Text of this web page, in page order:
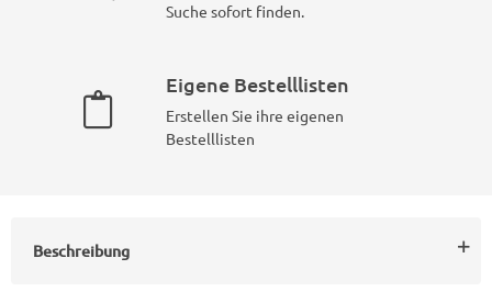
Suche sofort finden.
Eigene Bestelllisten
Erstellen Sie ihre eigenen
Bestelllisten
Beschreibung